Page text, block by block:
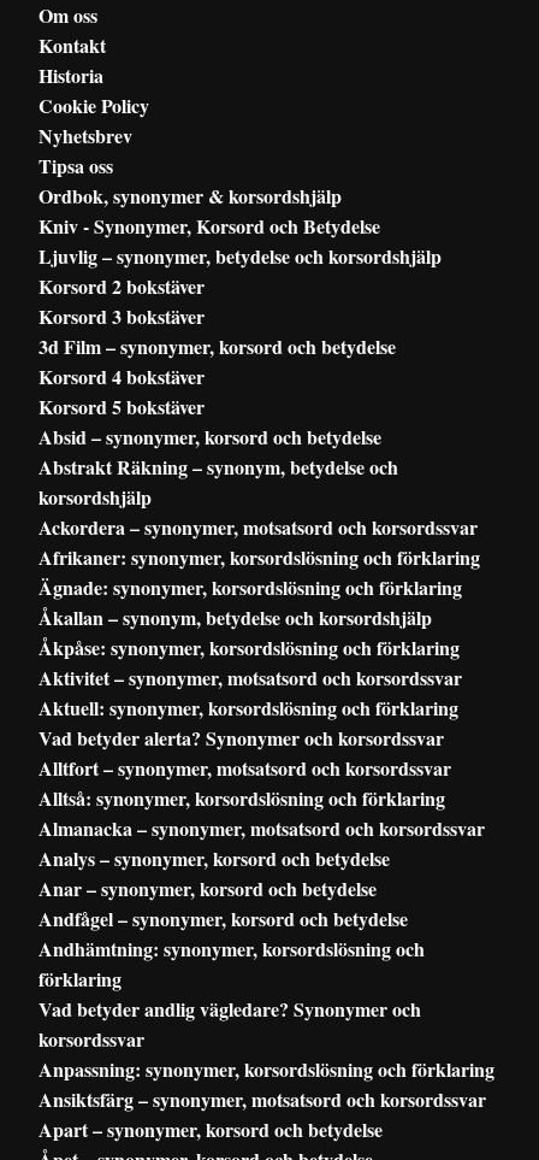
Om oss
Kontakt
Historia
Cookie Policy
Nyhetsbrev
Tipsa oss
Ordbok, synonymer & korsordshjälp
Kniv - Synonymer, Korsord och Betydelse
Ljuvlig – synonymer, betydelse och korsordshjälp
Korsord 2 bokstäver
Korsord 3 bokstäver
3d Film – synonymer, korsord och betydelse
Korsord 4 bokstäver
Korsord 5 bokstäver
Absid – synonymer, korsord och betydelse
Abstrakt Räkning – synonym, betydelse och
korsordshjälp
Ackordera – synonymer, motsatsord och korsordssvar
Afrikaner: synonymer, korsordslösning och förklaring
Ägnade: synonymer, korsordslösning och förklaring
Åkallan – synonym, betydelse och korsordshjälp
Åkpåse: synonymer, korsordslösning och förklaring
Aktivitet – synonymer, motsatsord och korsordssvar
Aktuell: synonymer, korsordslösning och förklaring
Vad betyder alerta? Synonymer och korsordssvar
Alltfort – synonymer, motsatsord och korsordssvar
Alltså: synonymer, korsordslösning och förklaring
Almanacka – synonymer, motsatsord och korsordssvar
Analys – synonymer, korsord och betydelse
Anar – synonymer, korsord och betydelse
Andfågel – synonymer, korsord och betydelse
Andhämtning: synonymer, korsordslösning och
förklaring
Vad betyder andlig vägledare? Synonymer och
korsordssvar
Anpassning: synonymer, korsordslösning och förklaring
Ansiktsfärg – synonymer, motsatsord och korsordssvar
Apart – synonymer, korsord och betydelse